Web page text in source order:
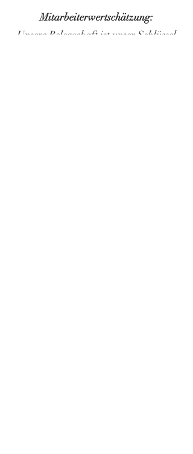
Mitarbeiterwertschätzung:
Unsere Belegschaft ist unser Schlüssel